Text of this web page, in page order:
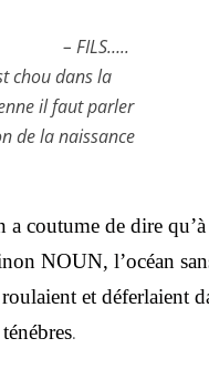
– FILS…..
chou dans la
il faut parler
de la naissance
coutume de dire
NOUN, l’océan
et déferlaient
.